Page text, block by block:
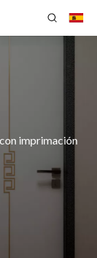
imprimación